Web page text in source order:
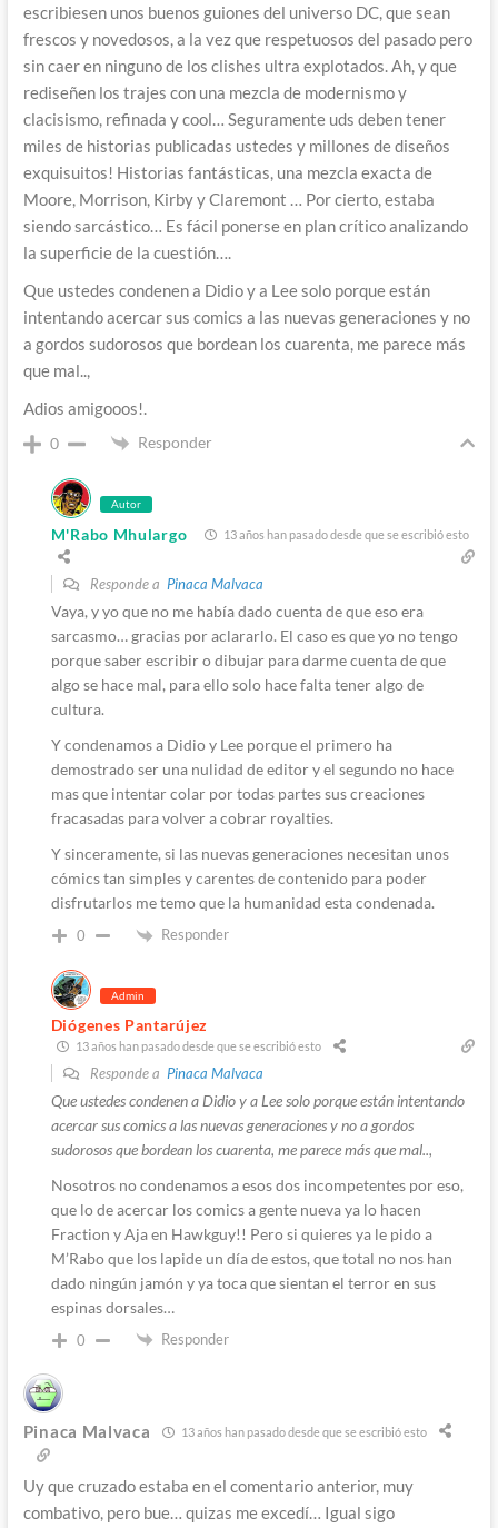
escribiesen unos buenos guiones del universo DC, que sean
frescos y novedosos, a la vez que respetuosos del pasado pero
sin caer en ninguno de los clishes ultra explotados. Ah, y que
rediseñen los trajes con una mezcla de modernismo y
clacisismo, refinada y cool… Seguramente uds deben tener
miles de historias publicadas ustedes y millones de diseños
exquisuitos! Historias fantásticas, una mezcla exacta de
Moore, Morrison, Kirby y Claremont … Por cierto, estaba
siendo sarcástico… Es fácil ponerse en plan crítico analizando
la superficie de la cuestión….
Que ustedes condenen a Didio y a Lee solo porque están
intentando acercar sus comics a las nuevas generaciones y no
a gordos sudorosos que bordean los cuarenta, me parece más
que mal..,
Adios amigooos!.
0 Responder
Autor
M'Rabo Mhulargo 13 años han pasado desde que se escribió esto
Responde a Pinaca Malvaca
Vaya, y yo que no me había dado cuenta de que eso era
sarcasmo… gracias por aclararlo. El caso es que yo no tengo
porque saber escribir o dibujar para darme cuenta de que
algo se hace mal, para ello solo hace falta tener algo de
cultura.
Y condenamos a Didio y Lee porque el primero ha
demostrado ser una nulidad de editor y el segundo no hace
mas que intentar colar por todas partes sus creaciones
fracasadas para volver a cobrar royalties.
Y sinceramente, si las nuevas generaciones necesitan unos
cómics tan simples y carentes de contenido para poder
disfrutarlos me temo que la humanidad esta condenada.
0 Responder
Admin
Diógenes Pantarújez
13 años han pasado desde que se escribió esto
Responde a Pinaca Malvaca
Que ustedes condenen a Didio y a Lee solo porque están intentando
acercar sus comics a las nuevas generaciones y no a gordos
sudorosos que bordean los cuarenta, me parece más que mal..,
Nosotros no condenamos a esos dos incompetentes por eso,
que lo de acercar los comics a gente nueva ya lo hacen
Fraction y Aja en Hawkguy!! Pero si quieres ya le pido a
M’Rabo que los lapide un día de estos, que total no nos han
dado ningún jamón y ya toca que sientan el terror en sus
espinas dorsales…
0 Responder
Pinaca Malvaca 13 años han pasado desde que se escribió esto
Uy que cruzado estaba en el comentario anterior, muy
combativo, pero bue… quizas me excedí… Igual sigo